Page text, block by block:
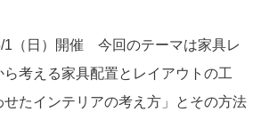
1（日）開催 今回のテーマは家具レ
考える家具配置とレイアウトの工
たインテリアの考え方」とその方法